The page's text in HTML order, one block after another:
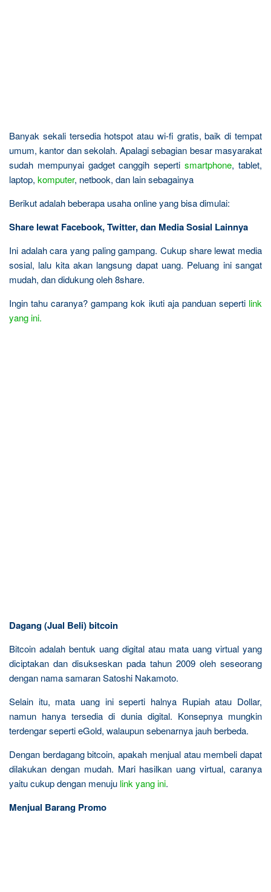
Banyak sekali tersedia hotspot atau wi-fi gratis, baik di tempat
umum, kantor dan sekolah. Apalagi sebagian besar masyarakat
sudah mempunyai gadget canggih sepertismartphone, tablet,
laptop, komputer, netbook, dan lain sebagainya
Berikut adalah beberapa usaha online yang bisa dimulai:
Share lewat Facebook, Twitter, dan Media Sosial Lainnya
Ini adalah cara yang paling gampang. Cukup share lewat media
sosial, lalu kita akan langsung dapat uang. Peluang ini sangat
mudah, dan didukung oleh 8share.
Ingin tahu caranya? gampang kok ikuti aja panduan seperti link
yang ini.
Dagang (Jual Beli) bitcoin
Bitcoin adalah bentuk uang digital atau mata uang virtual yang
diciptakan dan disukseskan pada tahun 2009 oleh seseorang
dengan nama samaran Satoshi Nakamoto.
Selain itu, mata uang ini seperti halnya Rupiah atau Dollar,
namun hanya tersedia di dunia digital. Konsepnya mungkin
terdengar seperti eGold, walaupun sebenarnya jauh berbeda.
Dengan berdagang bitcoin, apakah menjual atau membeli dapat
dilakukan dengan mudah. Mari hasilkan uang virtual, caranya
yaitu cukup dengan menuju link yang ini.
Menjual Barang Promo